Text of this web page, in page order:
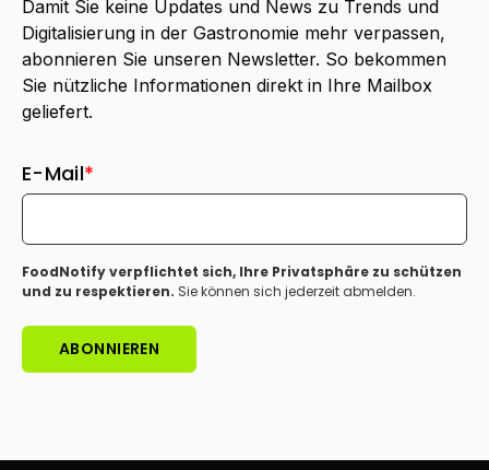
Damit Sie keine Updates und News zu Trends und
Digitalisierung in der Gastronomie mehr verpassen,
abonnieren Sie unseren Newsletter. So bekommen
Sie nützliche Informationen direkt in Ihre Mailbox
geliefert.
E-Mail*
FoodNotify verpflichtet sich, Ihre Privatsphäre zu schützen
und zu respektieren. Sie können sich jederzeit abmelden.